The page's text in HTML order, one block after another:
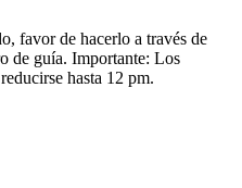
favor de hacerlo a través de
de guía. Importante: Los
hasta 12 pm.